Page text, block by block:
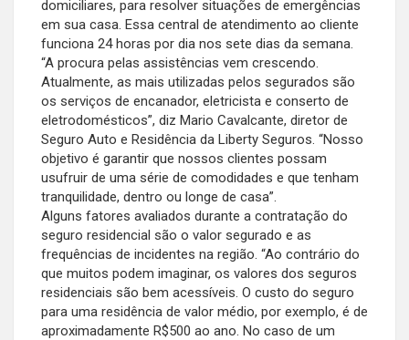
domiciliares, para resolver situações de emergências
em sua casa. Essa central de atendimento ao cliente
funciona 24 horas por dia nos sete dias da semana.
“A procura pelas assistências vem crescendo.
Atualmente, as mais utilizadas pelos segurados são
os serviços de encanador, eletricista e conserto de
eletrodomésticos”, diz Mario Cavalcante, diretor de
Seguro Auto e Residência da Liberty Seguros. “Nosso
objetivo é garantir que nossos clientes possam
usufruir de uma série de comodidades e que tenham
tranquilidade, dentro ou longe de casa”.
Alguns fatores avaliados durante a contratação do
seguro residencial são o valor segurado e as
frequências de incidentes na região. “Ao contrário do
que muitos podem imaginar, os valores dos seguros
residenciais são bem acessíveis. O custo do seguro
para uma residência de valor médio, por exemplo, é de
aproximadamente R$500 ao ano. No caso de um